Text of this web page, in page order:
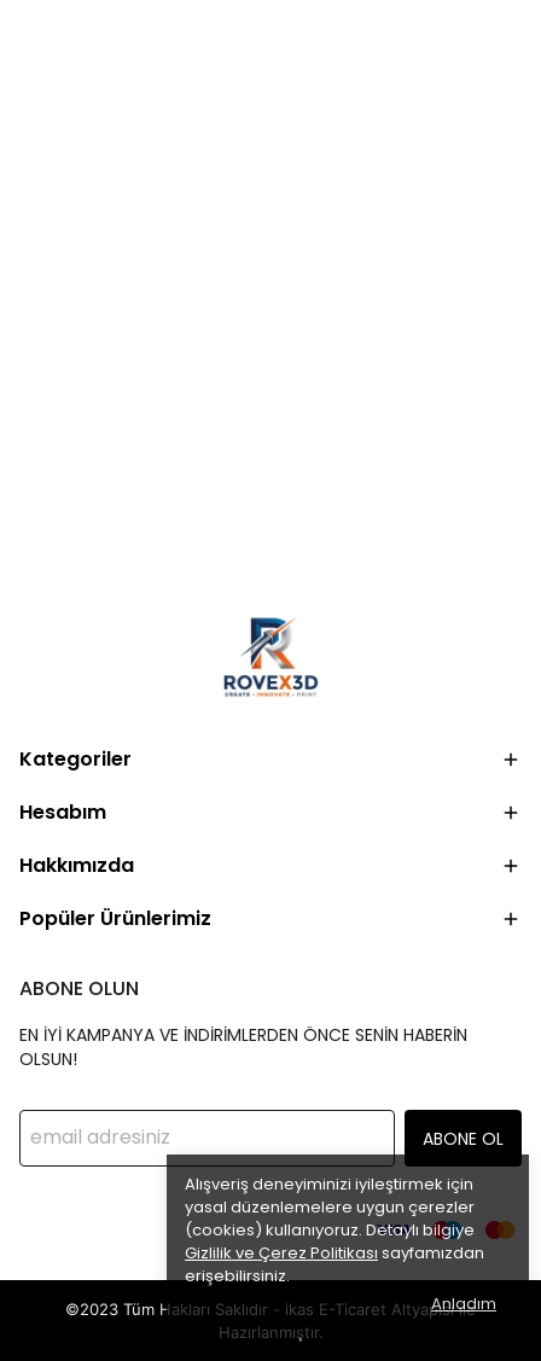
Alışveriş deneyiminizi iyileştirmek için
yasal düzenlemelere uygun çerezler
(cookies) kullanıyoruz. Detaylı bilgiye
Gizlilik ve Çerez Politikası sayfamızdan
erişebilirsiniz.
Anladım
Kategoriler
Hesabım
Hakkımızda
Popüler Ürünlerimiz
ABONE OLUN
EN İYİ KAMPANYA VE İNDİRİMLERDEN ÖNCE SENİN HABERİN
OLSUN!
ABONE OL
©2023 Tüm Hakları Saklıdır - ikas E-Ticaret Altyapısı ile
Hazırlanmıştır.